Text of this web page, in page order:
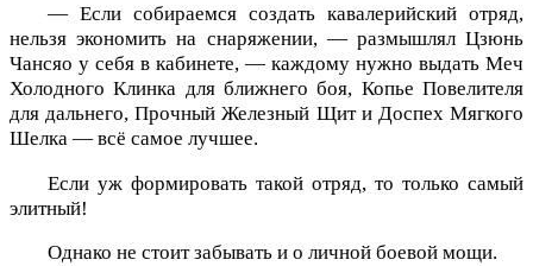
— Если собираемся создать кавалерийский отряд,
нельзя экономить на снаряжении, — размышлял Цзюнь
Чансяо у себя в кабинете, — каждому нужно выдать Меч
Холодного Клинка для ближнего боя, Копье Повелителя
для дальнего, Прочный Железный Щит и Доспех Мягкого
Шелка — всё самое лучшее.
Если уж формировать такой отряд, то только самый
элитный!
Однако не стоит забывать и о личной боевой мощи.